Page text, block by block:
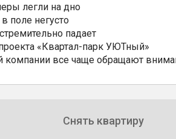
легли на дно
поле негусто
падает
«Квартал-парк УЮТный»
все чаще обращают
Снять квартиру